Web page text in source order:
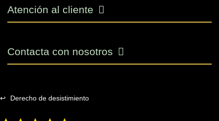
Atención al cliente
Contacta con nosotros
↩ Derecho de desistimiento